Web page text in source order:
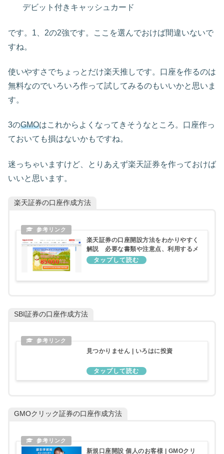
デビット付きキャッシュカード
です。1、2の2強です。ここを選んでおけば間違いないで
すね。
使いやすさでちょっとだけ楽天推しです。口座を作るのは
無料なのでいろいろ作って試してみるのもいいかと思いま
す。
3のGMOはこれからよくなってきそうなところ。口座作っ
ておいても損はないかもですね。
迷っちゃいますけど、とりあえず楽天証券を作っておけば
いいと思います。
楽天証券の口座作成方法
楽天証券の口座開設方法をわかりやすく
解説 必要な書類や注意点、利用するメ
リットなど | MONEY TIMES
SBI証券の口座作成方法
見つかりません | いろはに投資
GMOクリック証券の口座作成方法
新規口座開設 個人のお客様 | GMOクリ